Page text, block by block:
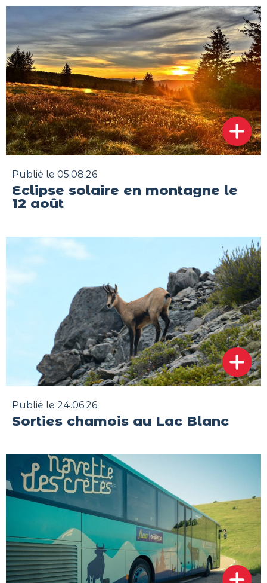
Publié le 05.08.26
Eclipse solaire en montagne le
12 août
Publié le 24.06.26
Sorties chamois au Lac Blanc